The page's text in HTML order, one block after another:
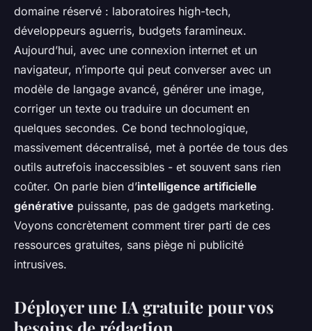
domaine réservé : laboratoires high-tech,
développeurs aguerris, budgets faramineux.
Aujourd’hui, avec une connexion internet et un
navigateur, n’importe qui peut converser avec un
modèle de langage avancé, générer une image,
corriger un texte ou traduire un document en
quelques secondes. Ce bond technologique,
massivement décentralisé, met à portée de tous des
outils autrefois inaccessibles - et souvent sans rien
coûter. On parle bien d’intelligence artificielle
générative puissante, pas de gadgets marketing.
Voyons concrètement comment tirer parti de ces
ressources gratuites, sans piège ni publicité
intrusives.
Déployer une IA gratuite pour vos